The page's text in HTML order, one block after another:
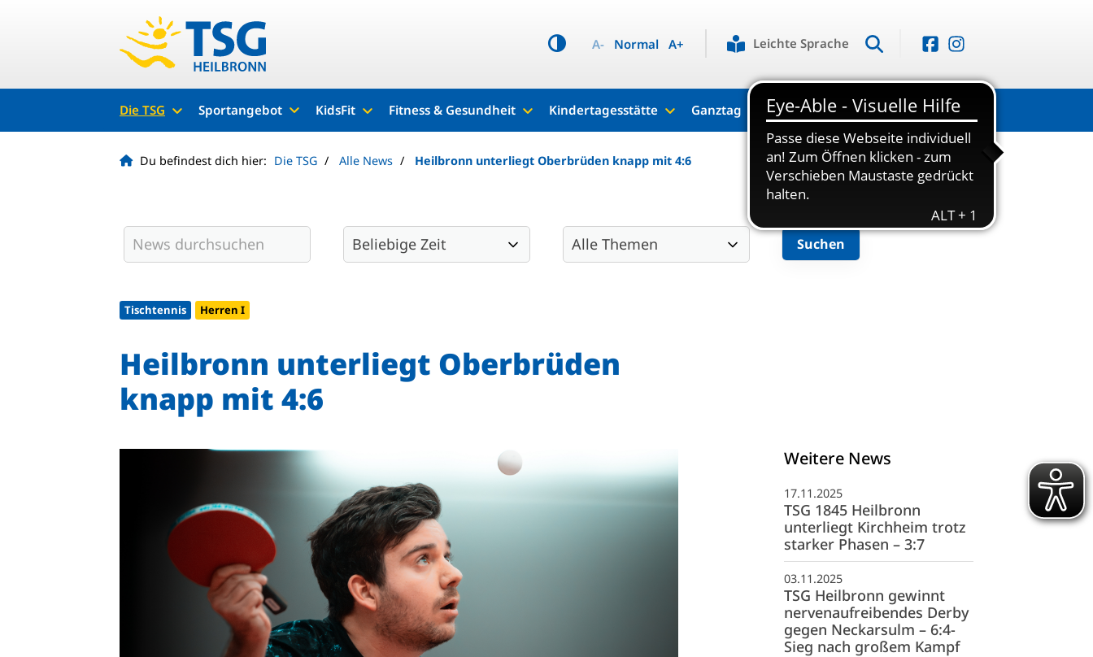
A- Normal A+ Leichte Sprache
Die TSG Sportangebot KidsFit Fitness & Gesundheit Kindertagesstätte Ganztag Kontakt
Du befindest dich hier: Die TSG Alle News Heilbronn unterliegt Oberbrüden knapp mit 4:6
Tischtennis Herren I
Heilbronn unterliegt Oberbrüden
knapp mit 4:6
Weitere News
17.11.2025
TSG 1845 Heilbronn
unterliegt Kirchheim trotz
starker Phasen – 3:7
03.11.2025
TSG Heilbronn gewinnt
nervenaufreibendes Derby
gegen Neckarsulm – 6:4-
Sieg nach großem Kampf
Quicklinks